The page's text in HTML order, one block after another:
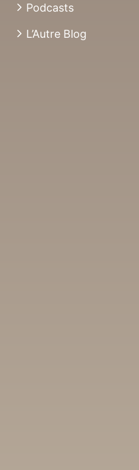
Podcasts
L’Autre Blog